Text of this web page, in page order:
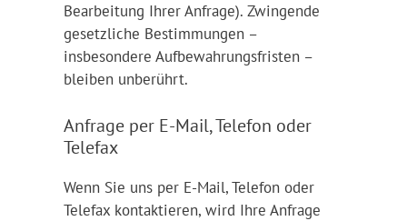
Bearbeitung Ihrer Anfrage). Zwingende
gesetzliche Bestimmungen –
insbesondere Aufbewahrungsfristen –
bleiben unberührt.
Anfrage per E-Mail, Telefon oder
Telefax
Wenn Sie uns per E-Mail, Telefon oder
Telefax kontaktieren, wird Ihre Anfrage